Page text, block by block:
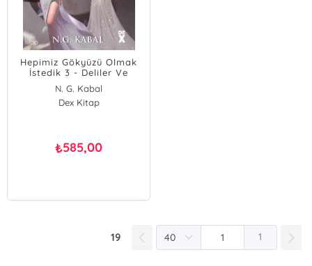
Hepimiz Gökyüzü Olmak
İstedik 3 - Deliler Ve
Cellatlar
N. G. Kabal
Dex Kitap
₺585,00
19 1